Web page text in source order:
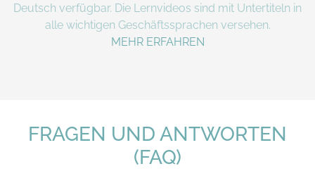
Deutsch verfügbar. Die Lernvideos sind mit Untertiteln in
alle wichtigen Geschäftssprachen versehen.
MEHR ERFAHREN
FRAGEN UND ANTWORTEN
(FAQ)